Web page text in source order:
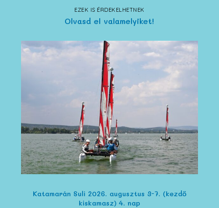
EZEK IS ÉRDEKELHETNEK
Olvasd el valamelyiket!
Katamarán Suli 2026. augusztus 3-7. (kezdő
kiskamasz) 4. nap